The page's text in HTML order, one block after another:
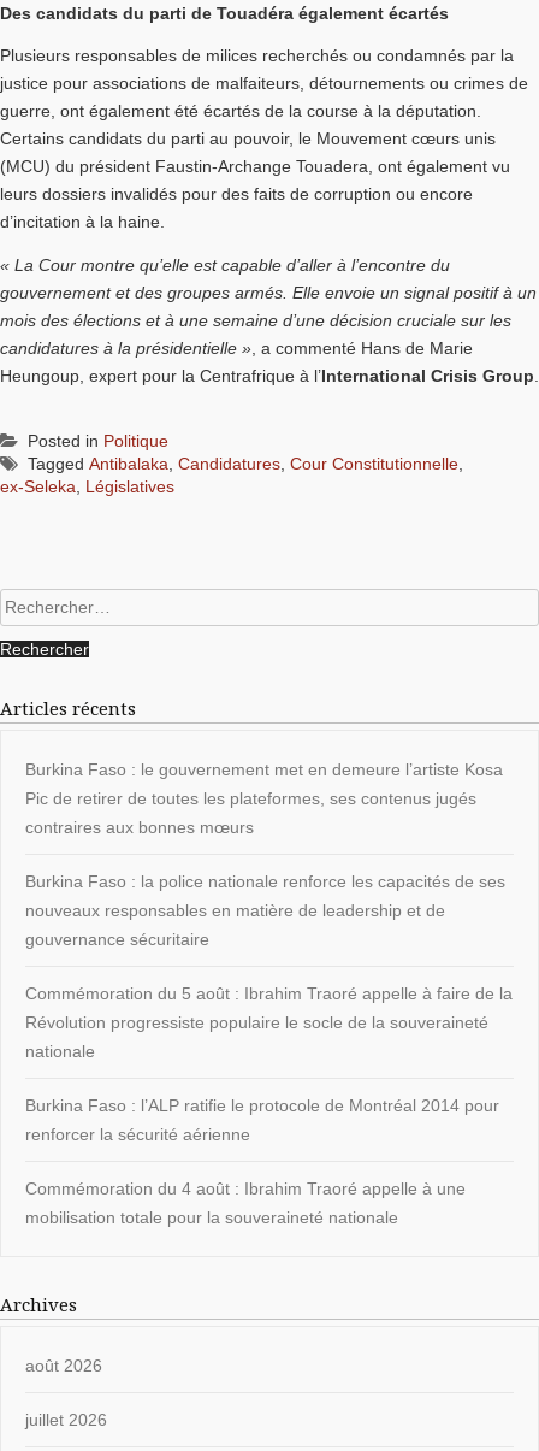
Des candidats du parti de Touadéra également écartés
Plusieurs responsables de milices recherchés ou condamnés par la
justice pour associations de malfaiteurs, détournements ou crimes de
guerre, ont également été écartés de la course à la députation.
Certains candidats du parti au pouvoir, le Mouvement cœurs unis
(MCU) du président Faustin-Archange Touadera, ont également vu
leurs dossiers invalidés pour des faits de corruption ou encore
d’incitation à la haine.
« La Cour montre qu’elle est capable d’aller à l’encontre du
gouvernement et des groupes armés. Elle envoie un signal positif à un
mois des élections et à une semaine d’une décision cruciale sur les
candidatures à la présidentielle » , a commenté Hans de Marie
Heungoup, expert pour la Centrafrique à l’International Crisis Group
Posted in Politique
Tagged Antibalaka Candidatures Cour Constitutionnelle
ex-Seleka
Législatives
Rechercher :
Articles récents
Burkina Faso : le gouvernement met en demeure l’artiste Kosa
Pic de retirer de toutes les plateformes, ses contenus jugés
contraires aux bonnes mœurs
Burkina Faso : la police nationale renforce les capacités de ses
nouveaux responsables en matière de leadership et de
gouvernance sécuritaire
Commémoration du 5 août : Ibrahim Traoré appelle à faire de la
Révolution progressiste populaire le socle de la souveraineté
nationale
Burkina Faso : l’ALP ratifie le protocole de Montréal 2014 pour
renforcer la sécurité aérienne
Commémoration du 4 août : Ibrahim Traoré appelle à une
mobilisation totale pour la souveraineté nationale
Archives
août 2026
juillet 2026